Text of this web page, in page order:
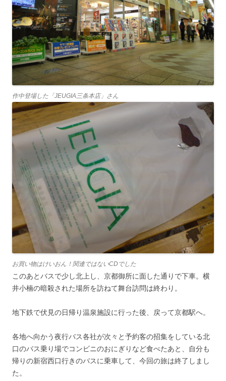
作中登場した「JEUGIA三条本店」さん
お買い物はけいおん！関連ではないCDでした
このあとバスで少し北上し、京都御所に面した通りで下車。横
井小楠の暗殺された場所を訪ねて舞台訪問は終わり。
地下鉄で伏見の日帰り温泉施設に行った後、戻って京都駅へ。
各地へ向かう夜行バス各社が次々と予約客の招集をしている北
口のバス乗り場でコンビニのおにぎりなど食べたあと、自分も
帰りの新宿西口行きのバスに乗車して、今回の旅は終了しまし
た。